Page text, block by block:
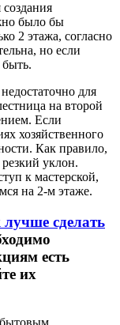
было бы
2 этажа, согласно
но если
для
на второй
Если
хозяйственного
Как правило,
уклон.
к мастерской,
на 2-м этаже.
лучше сделать
есть
их
бытовым